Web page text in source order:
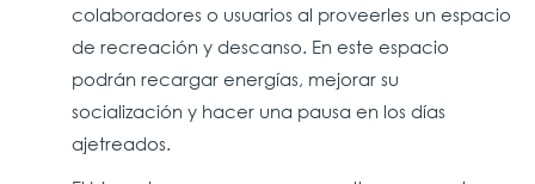
colaboradores o usuarios al proveerles un espacio
de recreación y descanso. En este espacio
podrán recargar energías, mejorar su
socialización y hacer una pausa en los días
ajetreados.